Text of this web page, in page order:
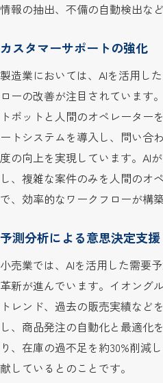
情報の抽出、不備の自動検出な
カスタマーサポートの強化
製造業においては、AIを活用し
ローの改善が注目されています
トボットと人間のオペレーター
ートシステムを導入し、問い合
度の向上を実現しています。AI
し、複雑な案件のみを人間のオ
で、効率的なワークフローが構
予測分析による意思決定支援
小売業では、AIを活用した需要
革新が進んでいます。イオング
トレンド、過去の販売実績など
し、商品発注の自動化と最適化
り、在庫の過不足を約30%削減
献しているとのことです。